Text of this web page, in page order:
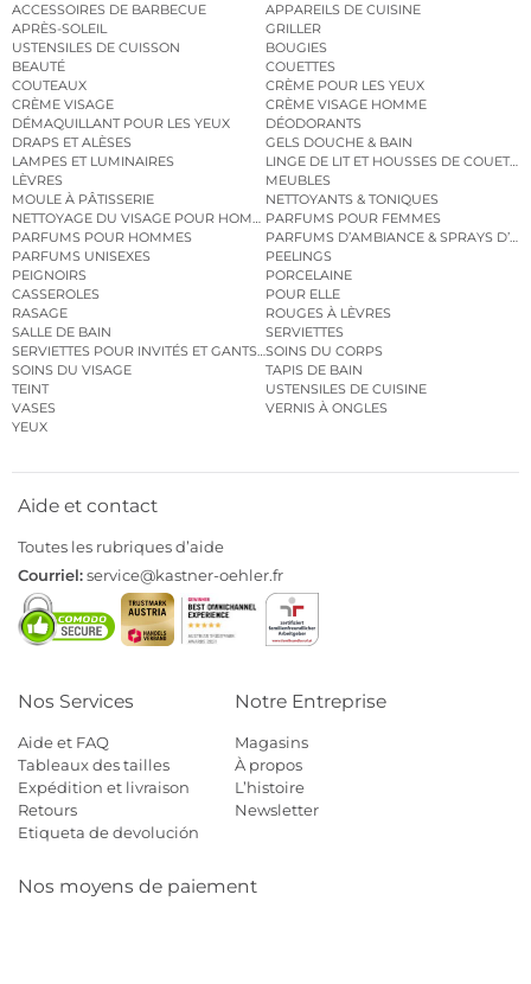
ACCESSOIRES DE BARBECUE
APPAREILS DE CUISINE
APRÈS-SOLEIL
GRILLER
USTENSILES DE CUISSON
BOUGIES
BEAUTÉ
COUETTES
COUTEAUX
CRÈME POUR LES YEUX
CRÈME VISAGE
CRÈME VISAGE HOMME
DÉMAQUILLANT POUR LES YEUX
DÉODORANTS
DRAPS ET ALÈSES
GELS DOUCHE & BAIN
LAMPES ET LUMINAIRES
LINGE DE LIT ET HOUSSES DE COUETTE
LÈVRES
MEUBLES
MOULE À PÂTISSERIE
NETTOYANTS & TONIQUES
NETTOYAGE DU VISAGE POUR HOMMESPARFUMS POUR FEMMES
PARFUMS POUR HOMMES
PARFUMS D’AMBIANCE & SPRAYS
PARFUMS UNISEXES
PEELINGS
PEIGNOIRS
PORCELAINE
CASSEROLES
POUR ELLE
RASAGE
ROUGES À LÈVRES
SALLE DE BAIN
SERVIETTES
SERVIETTES POUR INVITÉS ET GANTS DE TOILETTE
SOINS DU CORPS
SOINS DU VISAGE
TAPIS DE BAIN
TEINT
USTENSILES DE CUISINE
VASES
VERNIS À ONGLES
YEUX
Aide et contact
Toutes les rubriques d’aide
Courriel:service@kastner-oehler.fr
Nos Services
Aide et FAQ
Tableaux des tailles
Expédition et livraison
Retours
Etiqueta de devolución
Notre Entreprise
Magasins
À propos
L’histoire
Newsletter
Nos moyens de paiement